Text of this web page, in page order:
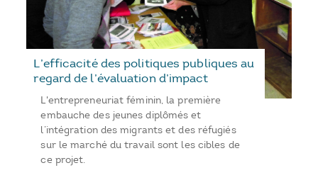
L’efficacité des politiques publiques au
regard de l’évaluation d’impact
L'entrepreneuriat féminin, la première
embauche des jeunes diplômés et
l’intégration des migrants et des réfugiés
sur le marché du travail sont les cibles de
ce projet.